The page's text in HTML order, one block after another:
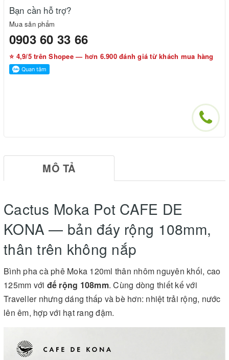
Bạn cần hỗ trợ?
Mua sản phẩm
0903 60 33 66
⭐ 4,9/5 trên Shopee — hơn 6.900 đánh giá từ khách mua hàng
MÔ TẢ
Cactus Moka Pot CAFE DE
KONA — bản đáy rộng 108mm,
thân trên không nắp
Bình pha cà phê Moka 120ml thân nhôm nguyên khối, cao
125mm với đế rộng 108mm. Cùng dòng thiết kế với
Traveller nhưng dáng thấp và bè hơn: nhiệt trải rộng, nước
lên êm, hợp với hạt rang đậm.